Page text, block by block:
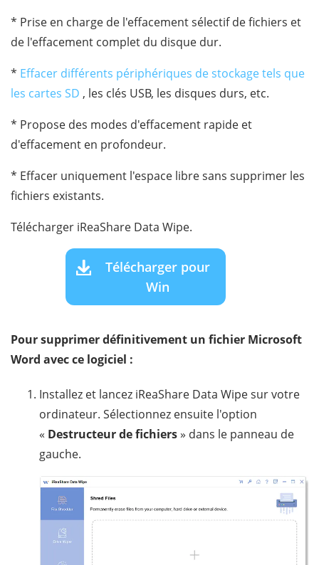
* Prise en charge de l'effacement sélectif de fichiers et
de l'effacement complet du disque dur.
* Effacer différents périphériques de stockage tels que
les cartes SD , les clés USB, les disques durs, etc.
* Propose des modes d'effacement rapide et
d'effacement en profondeur.
* Effacer uniquement l'espace libre sans supprimer les
fichiers existants.
Télécharger iReaShare Data Wipe.
Télécharger pour
Win
Pour supprimer définitivement un fichier Microsoft
Word avec ce logiciel :
Installez et lancez iReaShare Data Wipe sur votre
ordinateur. Sélectionnez ensuite l'option
« Destructeur de fichiers» dans le panneau de
gauche.